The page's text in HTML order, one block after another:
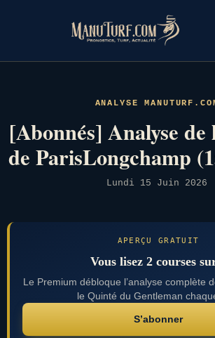
ANALYSE
[Abonnés] Analyse
de ParisLongchamp
Lundi 15 Juin 2026
APERÇU GRATUIT
Vous lisez 2 courses
Le Premium débloque l’analyse complète
le Quinté du Gentleman
S’abonner